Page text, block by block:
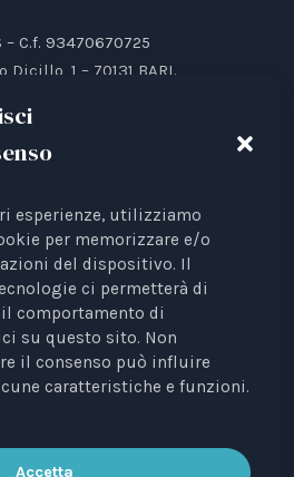
esperienze, utilizziamo
per memorizzare e/o
del dispositivo. Il
ci permetterà di
comportamento di
su questo sito. Non
il consenso può influire
caratteristiche e funzioni.
Accetta
C.f. 93470670725
1 – 70131 BARI.
del Terzo Settore avente
legale degli animali.
4 del 01/03/2022.
come rappresentante di
Istituzioni europee.
Profili Etici, Scientifici e
09/2023, direttrice